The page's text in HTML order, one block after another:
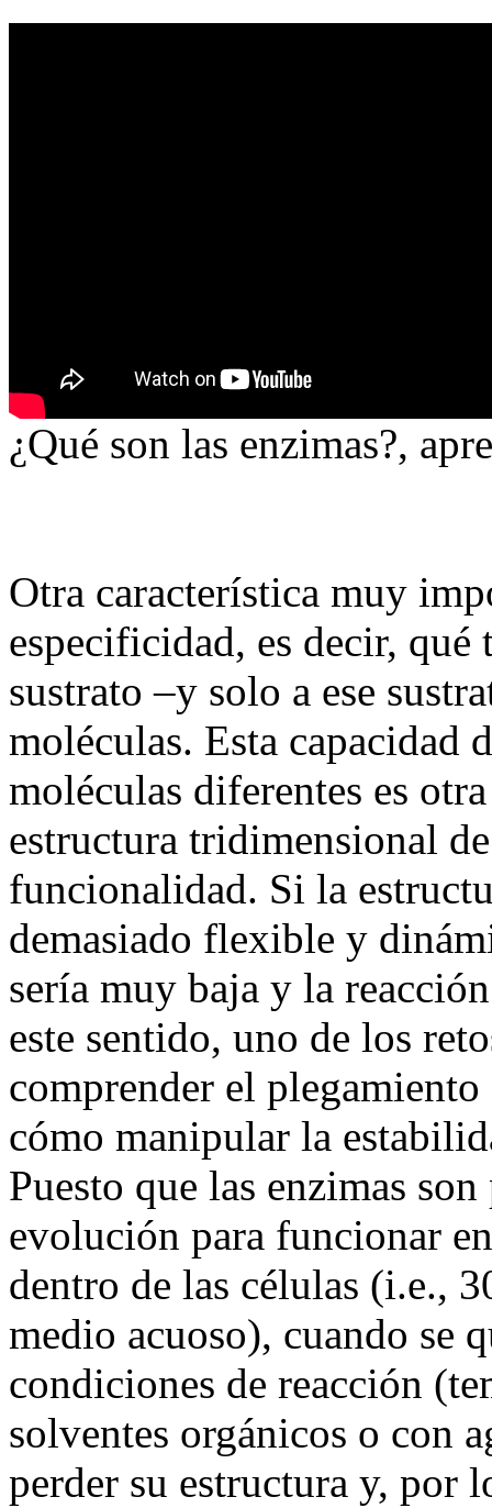
¿Qué son las enzimas?,
Otra característica muy
especificidad, es decir, qué
sustrato –y solo a ese
moléculas. Esta capacidad
moléculas diferentes es
estructura tridimensional
funcionalidad. Si la
demasiado flexible y
sería muy baja y la
este sentido, uno de los
comprender el
cómo manipular la
Puesto que las enzimas
evolución para funcionar
dentro de las células (i.e.,
medio acuoso), cuando se
condiciones de reacción
solventes orgánicos o con
perder su estructura y, por